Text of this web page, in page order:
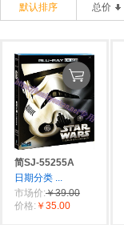
默认排序 总价
简SJ-55255A
日期分类 ...
市场价:￥39.00
价格: ￥35.00